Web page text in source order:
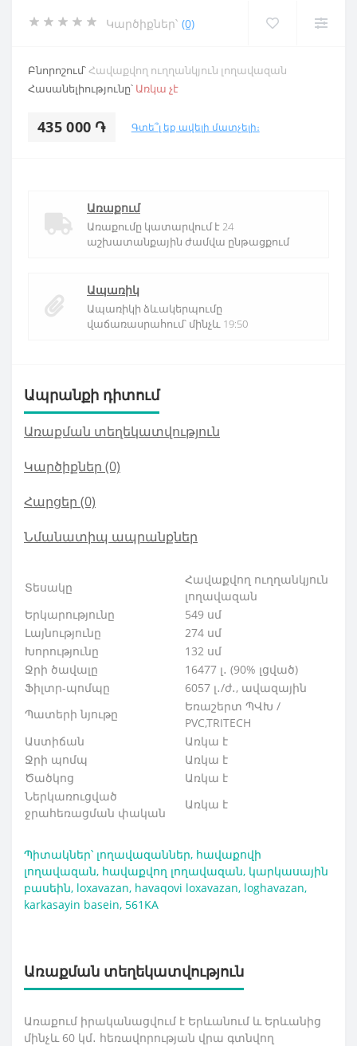
Կարծիքներ՝ (0)
Բնորոշում՝Հավաքվող ուղղանկյուն լողավազան
Հասանելիությունը՝ Առկա չէ
435 000 ֏ Գտե՞լ եք ավելի մատչելի։
Առաքում
Առաքումը կատարվում է 24
աշխատանքային ժամվա ընթացքում
Ապառիկ
Ապառիկի ձևակերպումը
վաճառասրահում՝ մինչև 19:50
Ապրանքի դիտում
Առաքման տեղեկատվություն
Կարծիքներ (0)
Հարցեր (0)
Նմանատիպ ապրանքներ
Տեսակը
Հավաքվող ուղղանկյուն
լողավազան
Երկարությունը
549 սմ
Լայնությունը
274 սմ
Խորությունը
132 սմ
Ջրի ծավալը
16477 լ․ (90% լցված)
Ֆիլտր-պոմպը
6057 լ․/ժ․, ավազային
Պատերի նյութը
Եռաշերտ ՊՎԽ /
PVC,TRITECH
Աստիճան
Առկա է
Ջրի պոմպ
Առկա է
Ծածկոց
Առկա է
Ներկառուցված
ջրահեռացման փական
Առկա է
Պիտակներ՝ լողավազաններ, հավաքովի
լողավազան, հավաքվող լողավազան, կարկասային
բասեին, loxavazan, havaqovi loxavazan, loghavazan,
karkasayin basein, 561KA
Առաքման տեղեկատվություն
Առաքում իրականացվում է Երևանում և Երևանից
մինչև 60 կմ․ հեռավորության վրա գտնվող